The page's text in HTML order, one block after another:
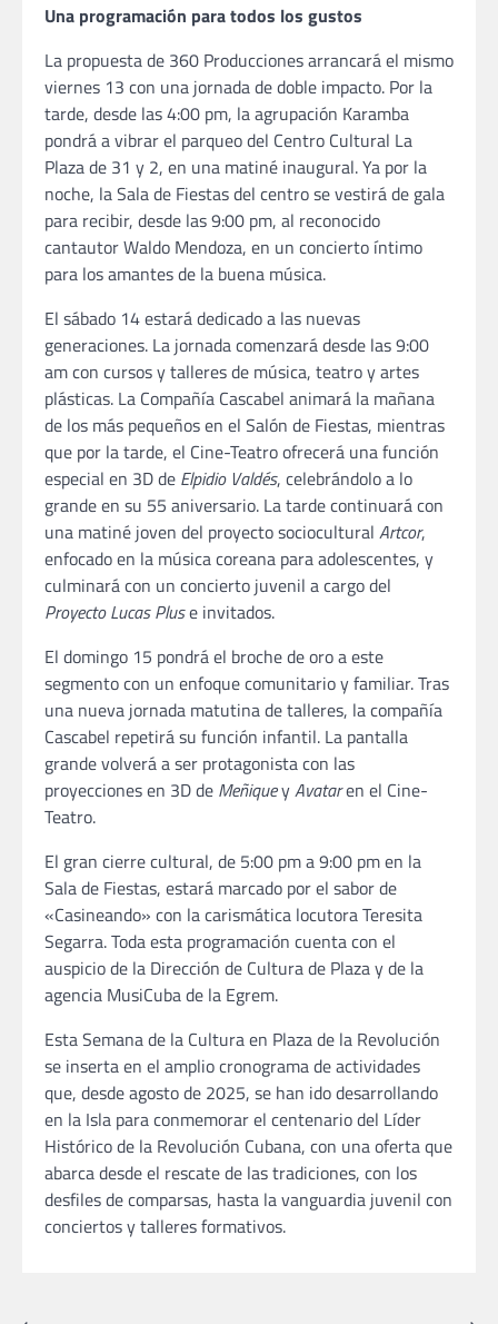
Una programación para todos los gustos
La propuesta de 360 Producciones arrancará el mismo
viernes 13 con una jornada de doble impacto. Por la
tarde, desde las 4:00 pm, la agrupación Karamba
pondrá a vibrar el parqueo del Centro Cultural La
Plaza de 31 y 2, en una matiné inaugural. Ya por la
noche, la Sala de Fiestas del centro se vestirá de gala
para recibir, desde las 9:00 pm, al reconocido
cantautor Waldo Mendoza, en un concierto íntimo
para los amantes de la buena música.
El sábado 14 estará dedicado a las nuevas
generaciones. La jornada comenzará desde las 9:00
am con cursos y talleres de música, teatro y artes
plásticas. La Compañía Cascabel animará la mañana
de los más pequeños en el Salón de Fiestas, mientras
que por la tarde, el Cine-Teatro ofrecerá una función
especial en 3D de Elpidio Valdés, celebrándolo a lo
grande en su 55 aniversario. La tarde continuará con
una matiné joven del proyecto sociocultural Artcor,
enfocado en la música coreana para adolescentes, y
culminará con un concierto juvenil a cargo del
Proyecto Lucas Pluse invitados.
El domingo 15 pondrá el broche de oro a este
segmento con un enfoque comunitario y familiar. Tras
una nueva jornada matutina de talleres, la compañía
Cascabel repetirá su función infantil. La pantalla
grande volverá a ser protagonista con las
proyecciones en 3D de MeñiqueyAvataren el Cine-
Teatro.
El gran cierre cultural, de 5:00 pm a 9:00 pm en la
Sala de Fiestas, estará marcado por el sabor de
«Casineando» con la carismática locutora Teresita
Segarra. Toda esta programación cuenta con el
auspicio de la Dirección de Cultura de Plaza y de la
agencia MusiCuba de la Egrem.
Esta Semana de la Cultura en Plaza de la Revolución
se inserta en el amplio cronograma de actividades
que, desde agosto de 2025, se han ido desarrollando
en la Isla para conmemorar el centenario del Líder
Histórico de la Revolución Cubana, con una oferta que
abarca desde el rescate de las tradiciones, con los
desfiles de comparsas, hasta la vanguardia juvenil con
conciertos y talleres formativos.